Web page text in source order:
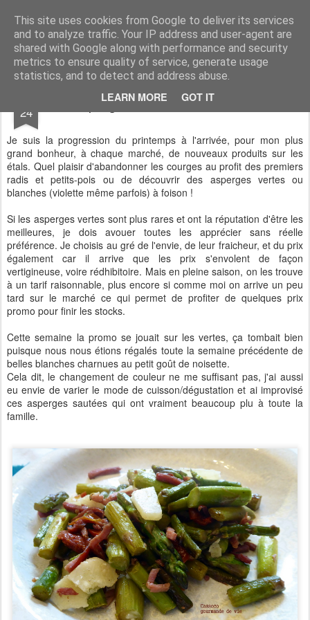
This site uses cookies from Google to deliver its services
and to analyze traffic. Your IP address and user-agent are
shared with Google along with performance and security
metrics to ensure quality of service, generate usage
statistics, and to detect and address abuse.
LEARN MORE GOT IT
CASSOCO gourmande de vie des recettes, de la déco, des découvertes, du partage & de la bonne humeur ...
24 Asperges vertes sautées minute
Je suis la progression du printemps à l'arrivée, pour mon plus
grand bonheur, à chaque marché, de nouveaux produits sur les
étals. Quel plaisir d'abandonner les courges au profit des premiers
radis et petits-pois ou de découvrir des asperges vertes ou
blanches (violette même parfois) à foison !
Si les asperges vertes sont plus rares et ont la réputation d'être les
meilleures, je dois avouer toutes les apprécier sans réelle
préférence. Je choisis au gré de l'envie, de leur fraicheur, et du prix
également car il arrive que les prix s'envolent de façon
vertigineuse, voire rédhibitoire. Mais en pleine saison, on les trouve
à un tarif raisonnable, plus encore si comme moi on arrive un peu
tard sur le marché ce qui permet de profiter de quelques prix
promo pour finir les stocks.
Cette semaine la promo se jouait sur les vertes, ça tombait bien
puisque nous nous étions régalés toute la semaine précédente de
belles blanches charnues au petit goût de noisette.
Cela dit, le changement de couleur ne me suffisant pas, j'ai aussi
eu envie de varier le mode de cuisson/dégustation et ai improvisé
ces asperges sautées qui ont vraiment beaucoup plu à toute la
famille.